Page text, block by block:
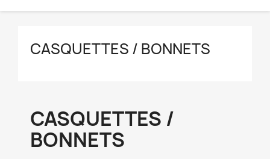
CASQUETTES / BONNETS
CASQUETTES /
BONNETS